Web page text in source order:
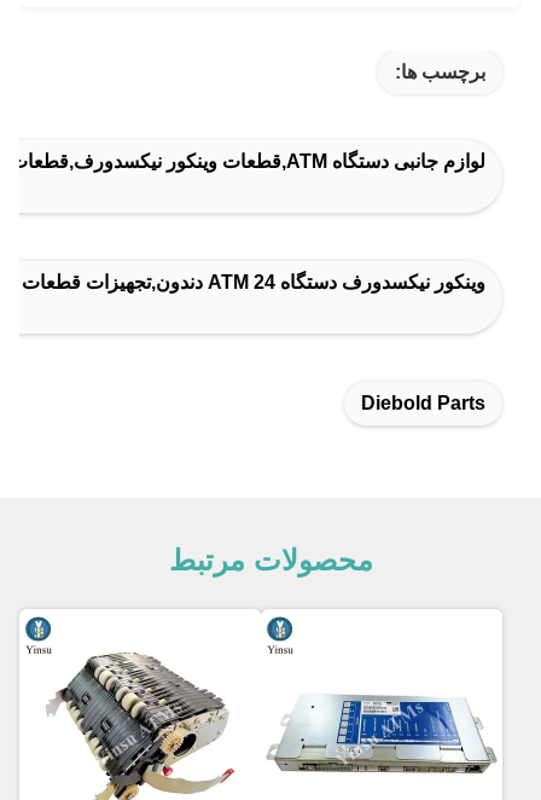
برچسب ها:
لوازم جانبی دستگاه ATM,قطعات وینکور نیکسدورف,قطعات Diebold
وينکور نيکسدورف دستگاه ATM 24 دندون,تجهیزات قطعات دستگاه ATM,تجهیزات ماژول Cineo
Diebold Parts
محصولات مرتبط